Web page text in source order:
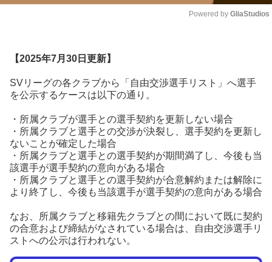
Powered by GliaStudios
【2025年7月30日更新】
SVリーグの各クラブから「自由交渉選手リスト」へ選手
を公示するケースは以下の通り。
・所属クラブが選手との選手契約を更新しない場合
・所属クラブと選手との交渉が決裂し、選手契約を更新し
ないことが確定した場合
・所属クラブと選手との選手契約が期間満了し、今後も当
該選手が選手契約の意向がある場合
・所属クラブと選手との選手契約が合意解約または解除に
より終了し、今後も当該選手が選手契約の意向がある場合
なお、所属クラブと移籍先クラブとの間において既に契約
の合意および締結がなされている場合は、自由交渉選手リ
ストへの公示は行われない。